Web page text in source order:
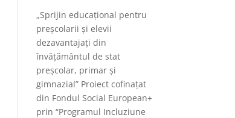
„Sprijin educațional pentru
preșcolarii și elevii
dezavantajați din
învățământul de stat
preșcolar, primar și
gimnazial” Proiect cofinațat
din Fondul Social European+
prin “Programul Incluziune